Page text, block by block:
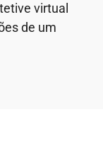
virtual
de um